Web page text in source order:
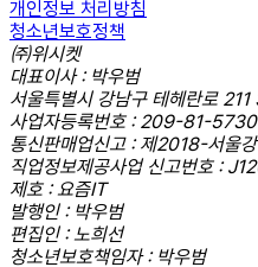
개인정보 처리방침
청소년보호정책
㈜위시켓
대표이사 : 박우범
서울특별시 강남구 테헤란로
사업자등록번호 : 209-81-
통신판매업신고 : 제2018-서울
직업정보제공사업 신고번호 :
제호 : 요즘IT
발행인 : 박우범
편집인 : 노희선
청소년보호책임자 : 박우범